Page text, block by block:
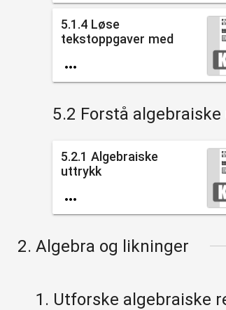
5.1.4 Løse
tekstoppgaver med

5.2 Forstå
5.2.1 Algebraiske
uttrykk

2. Algebra og likninger
1. Utforske algebraiske